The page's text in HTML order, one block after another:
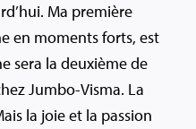
Ma première
en moments forts, est
sera la deuxième de
Jumbo-Visma. La
la joie et la passion